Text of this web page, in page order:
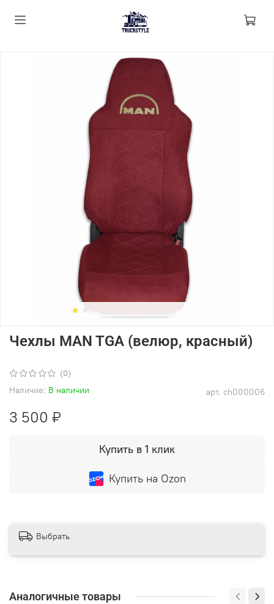
(0)
арт. ch000006
Наличие: В наличии
Чехлы MAN TGA (велюр, красный)
3 500 ₽
Купить в 1 клик
Купить на Ozon
Выбрать
Аналогичные товары